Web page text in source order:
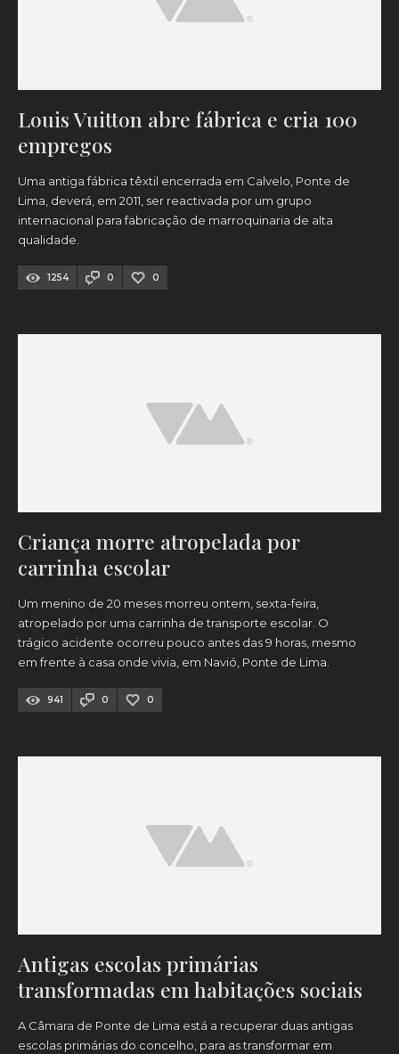
Louis Vuitton abre fábrica e cria 100
empregos
Uma antiga fábrica têxtil encerrada em Calvelo, Ponte de
Lima, deverá, em 2011, ser reactivada por um grupo
internacional para fabricação de marroquinaria de alta
qualidade.
1254 0 0
Criança morre atropelada por
carrinha escolar
Um menino de 20 meses morreu ontem, sexta-feira,
atropelado por uma carrinha de transporte escolar. O
trágico acidente ocorreu pouco antes das 9 horas, mesmo
em frente à casa onde vivia, em Navió, Ponte de Lima.
941 0 0
Antigas escolas primárias
transformadas em habitações sociais
A Câmara de Ponte de Lima está a recuperar duas antigas
escolas primárias do concelho, para as transformar em